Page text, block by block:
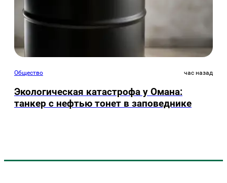
Общество час назад
Экологическая катастрофа у Омана:
танкер с нефтью тонет в заповеднике